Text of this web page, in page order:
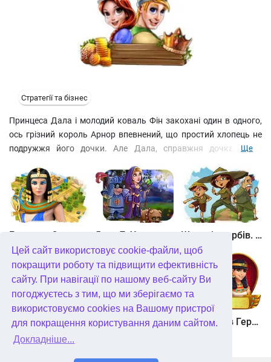
Цей сайт використовує cookie-файли, щоб
покращити роботу та підвищити ефективність
сайту. При навігації по нашому веб-сайту Ви
погоджуєтесь з тим, що ми зберігаємо та
використовуємо cookies на Вашому пристрої
для покращення користування даним сайтом.
Докладніше...
Стратегії та бізнес
Принцеса Дала і молодий коваль Фін закохані один в одного,
ось грізний король Арнор впевнений, що простий хлопець не
подружжя його дочки. Але Дала, справжня дочка свого
батька. Не в силах упоратися з нею, Арнор вирішує
влаштувати змагання, щоб віддати півцарства і руку
прекрасної принцеси достойному витязю. Допоможіть Фінну
відновити мости, зібрати податки та запастися ресурсами,
керуючи ватагою найманих робітників у захоплюючій грі
жанру бізнес.
Ще
Шукачі скарбів. Камінь душі
Шукачі скарбів. Сніжна королева. колекційне видання Алісія Квотермейн 3. Таємниця палаючого золота. колекційне видання 12 подвигів Геракла. Як я зустрів Мегару. колекційне видання